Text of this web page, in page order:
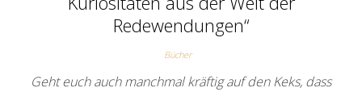
Redewendungen“
Bücher
Geht euch auch manchmal kräftig auf den Keks, dass